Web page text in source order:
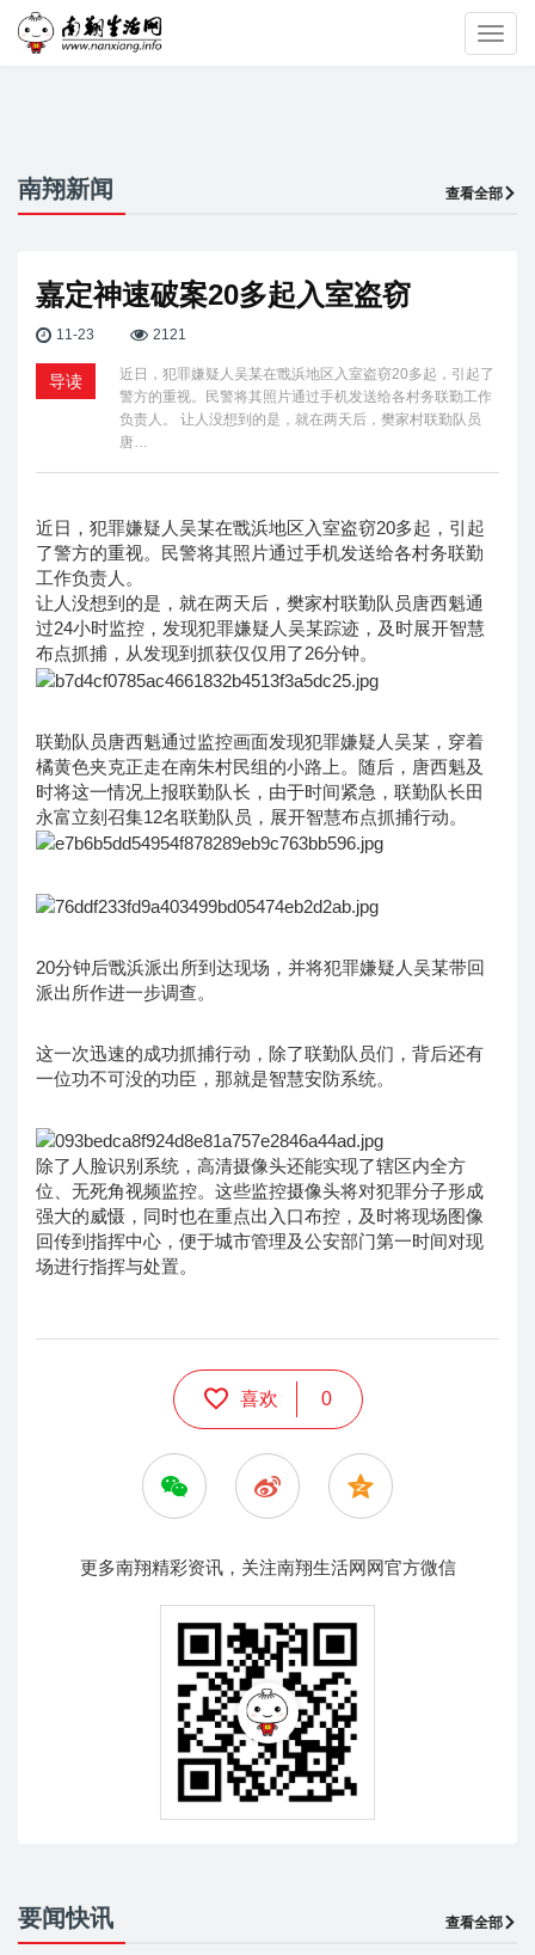
南翔新闻 查看全部
嘉定神速破案20多起入室盗窃
11-23 2121
导读
近日，犯罪嫌疑人吴某在戬浜地区入室盗窃20多起，引起了
警方的重视。民警将其照片通过手机发送给各村务联勤工作
负责人。 让人没想到的是，就在两天后，樊家村联勤队员
唐…
近日，犯罪嫌疑人吴某在戬浜地区入室盗窃20多起，引起
了警方的重视。民警将其照片通过手机发送给各村务联勤
工作负责人。
让人没想到的是，就在两天后，樊家村联勤队员唐西魁通
过24小时监控，发现犯罪嫌疑人吴某踪迹，及时展开智慧
布点抓捕，从发现到抓获仅仅用了26分钟。
联勤队员唐西魁通过监控画面发现犯罪嫌疑人吴某，穿着
橘黄色夹克正走在南朱村民组的小路上。随后，唐西魁及
时将这一情况上报联勤队长，由于时间紧急，联勤队长田
永富立刻召集12名联勤队员，展开智慧布点抓捕行动。
20分钟后戬浜派出所到达现场，并将犯罪嫌疑人吴某带回
派出所作进一步调查。
这一次迅速的成功抓捕行动，除了联勤队员们，背后还有
一位功不可没的功臣，那就是智慧安防系统。
除了人脸识别系统，高清摄像头还能实现了辖区内全方
位、无死角视频监控。这些监控摄像头将对犯罪分子形成
强大的威慑，同时也在重点出入口布控，及时将现场图像
回传到指挥中心，便于城市管理及公安部门第一时间对现
场进行指挥与处置。
喜欢 0
更多南翔精彩资讯，关注南翔生活网网官方微信
要闻快讯 查看全部